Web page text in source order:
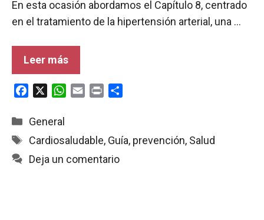
En esta ocasión abordamos el Capítulo 8, centrado
en el tratamiento de la hipertensión arterial, una …
Leer más
c
b
o
W
s
A
l
t
a
Categorías
General
Etiquetas
Cardiosaludable, Guía, prevención, Salud
Deja un comentario